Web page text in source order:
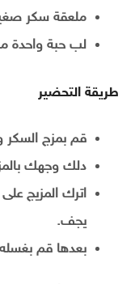
ملعقة سكر
لب حبة واحدة
طريقة التحضير
قم بمزج السكر
دلك وجهك
اترك المزيج
يجف.
بعدها قم بغسله